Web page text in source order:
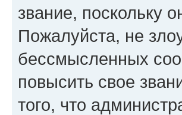
звание, поскольку
Пожалуйста, не
бессмысленных
повысить свое
того, что